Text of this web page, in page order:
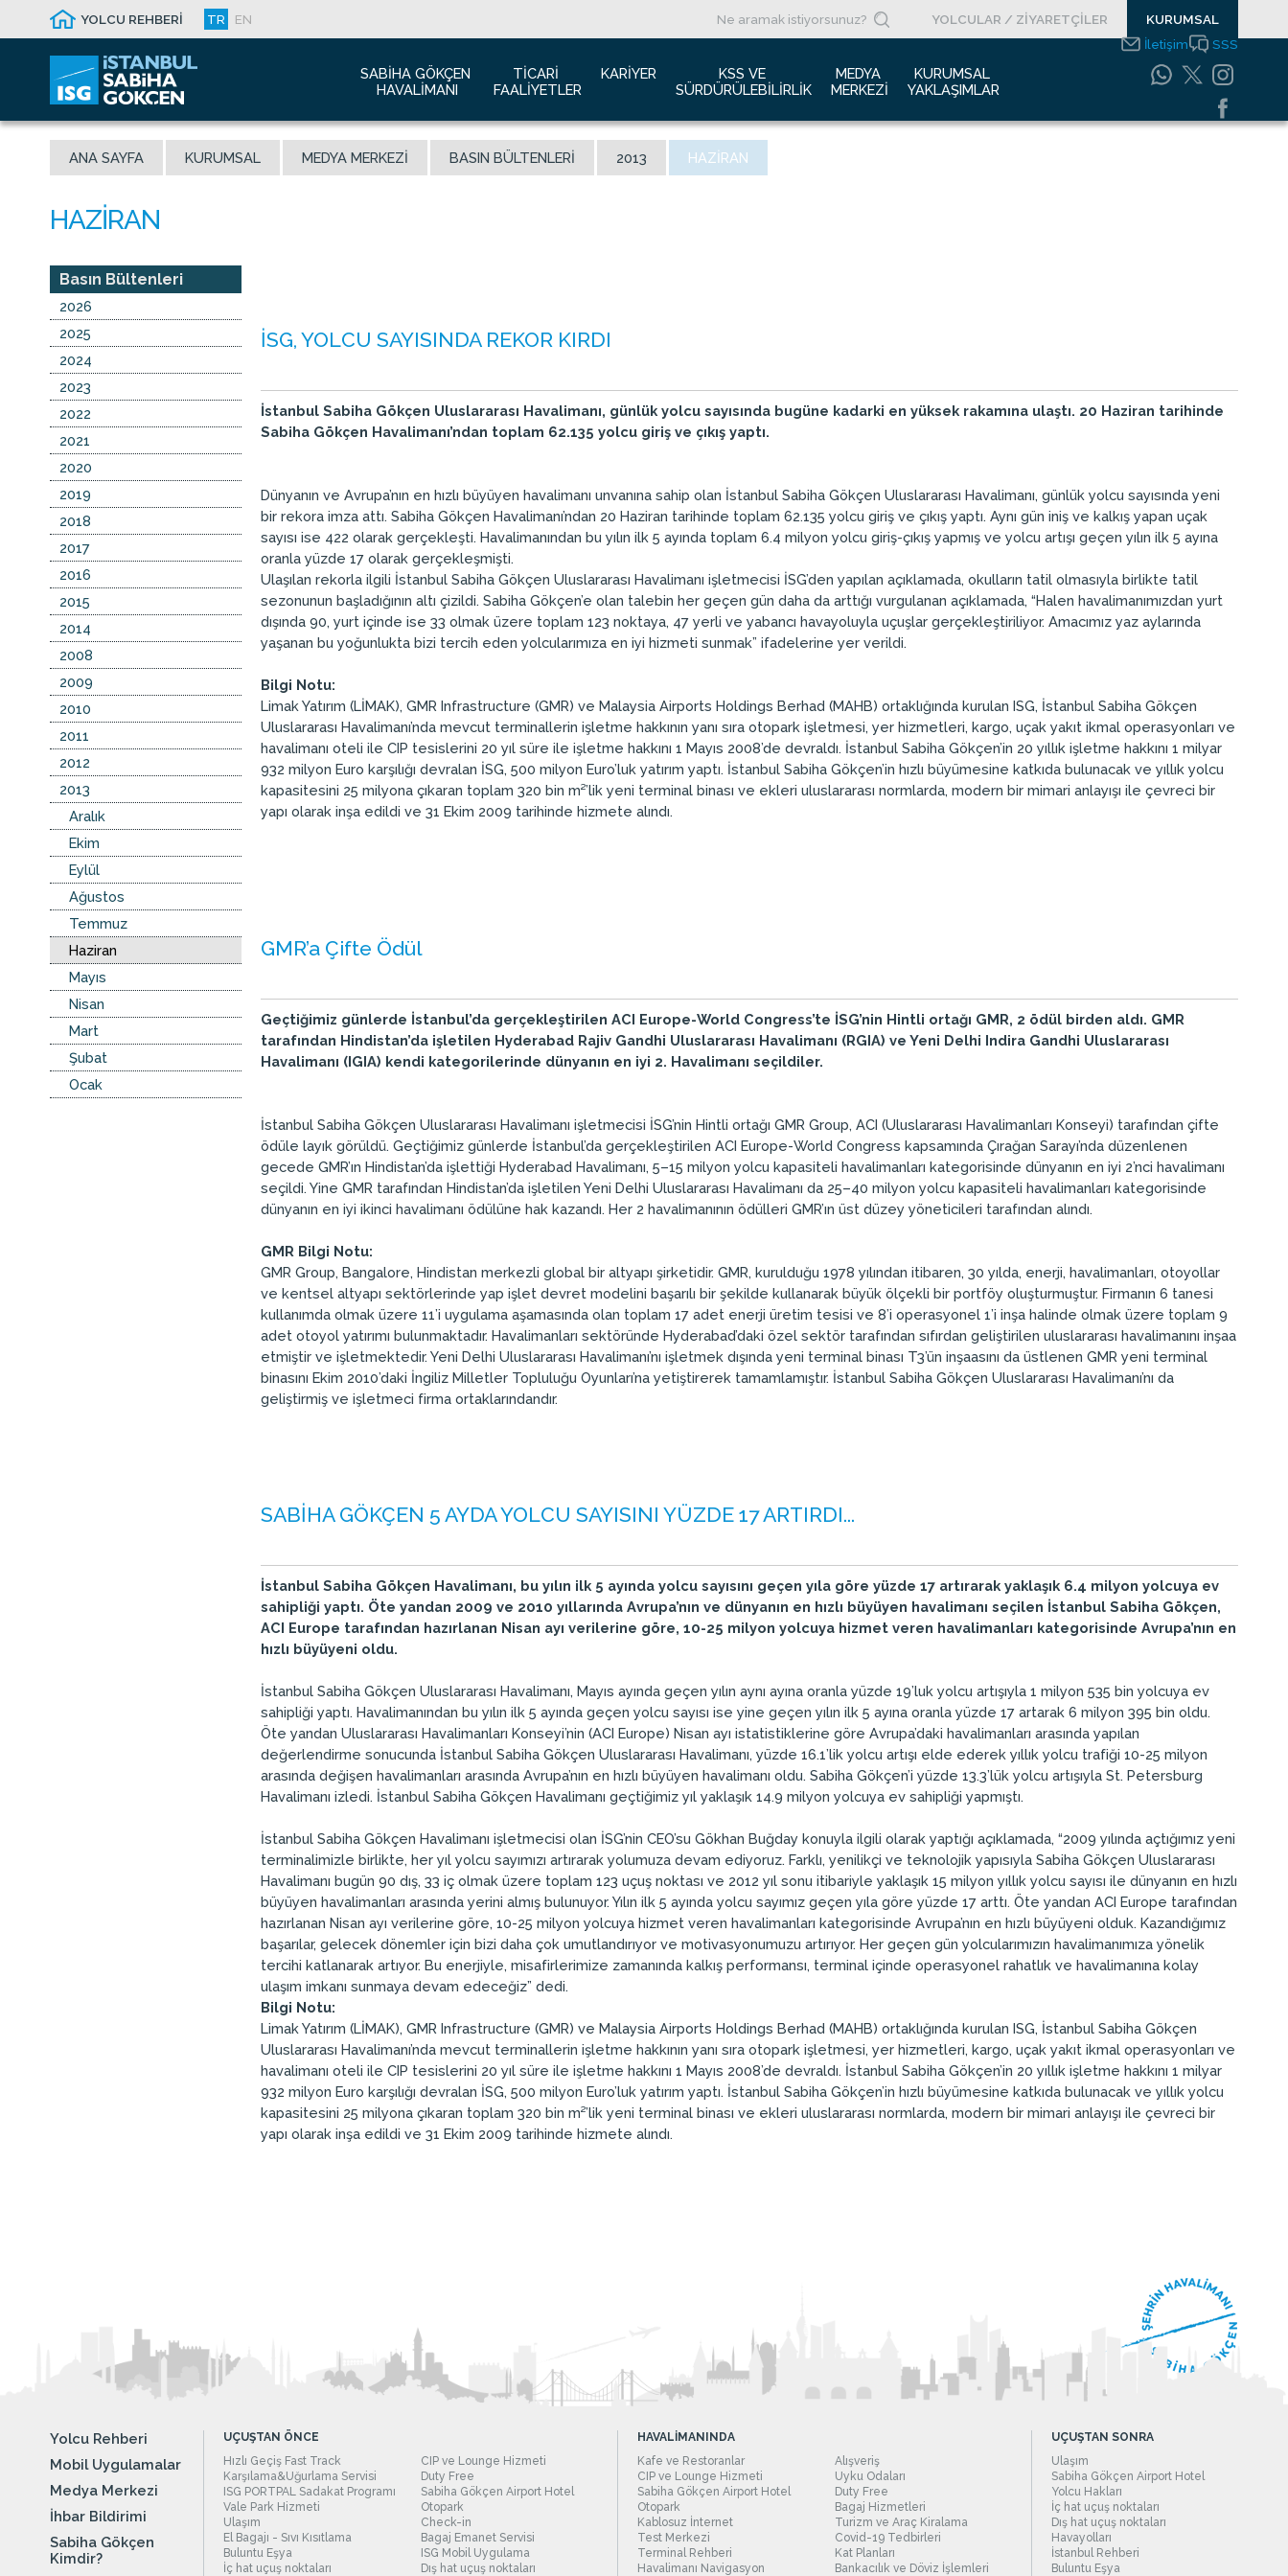
YOLCU REHBERİ TR EN YOLCULAR / ZİYARETÇİLER KURUMSAL
SABIHA GÖKÇEN
HAVALIMANI
Hakkımızda
Havalimanı Trafik Raporu
Malaysia Airports Holdings Berhad
TICARI
FAALIYETLER
Havacılık Pazarlama
Reklam Fırsatları
KARIYER
İnsan Kaynakları Politikası
KSS VE
SÜRDÜRÜLEBILIRLIK
Yeşil Havaalanı Projesi
Engelsiz Havaalanı
MEDYA
MERKEZI
KURUMSAL
YAKLAŞIMLAR
İletişim SSS
ANA SAYFA KURUMSAL MEDYA MERKEZI BASIN BÜLTENLERI 2013 HAZIRAN
İSG, YOLCU SAYISINDA REKOR KIRDI
İstanbul Sabiha Gökçen Uluslararası Havalimanı, günlük yolcu sayısında bugüne kadarki en yüksek rakamına ulaştı. 20 Haziran tarihinde
Sabiha Gökçen Havalimanı’ndan toplam 62.135 yolcu giriş ve çıkış yaptı.
Dünyanın ve Avrupa’nın en hızlı büyüyen havalimanı unvanına sahip olan İstanbul Sabiha Gökçen Uluslararası Havalimanı, günlük yolcu sayısında yeni
bir rekora imza attı. Sabiha Gökçen Havalimanı’ndan 20 Haziran tarihinde toplam 62.135 yolcu giriş ve çıkış yaptı. Aynı gün iniş ve kalkış yapan uçak
sayısı ise 422 olarak gerçekleşti. Havalimanından bu yılın ilk 5 ayında toplam 6.4 milyon yolcu giriş-çıkış yapmış ve yolcu artışı geçen yılın ilk 5 ayına
oranla yüzde 17 olarak gerçekleşmişti.
Ulaşılan rekorla ilgili İstanbul Sabiha Gökçen Uluslararası Havalimanı işletmecisi İSG’den yapılan açıklamada, okulların tatil olmasıyla birlikte tatil
sezonunun başladığının altı çizildi. Sabiha Gökçen’e olan talebin her geçen gün daha da arttığı vurgulanan açıklamada, “Halen havalimanımızdan yurt
dışında 90, yurt içinde ise 33 olmak üzere toplam 123 noktaya, 47 yerli ve yabancı havayoluyla uçuşlar gerçekleştiriliyor. Amacımız yaz aylarında
yaşanan bu yoğunlukta bizi tercih eden yolcularımıza en iyi hizmeti sunmak” ifadelerine yer verildi.
Bilgi Notu:
Limak Yatırım (LİMAK), GMR Infrastructure (GMR) ve Malaysia Airports Holdings Berhad (MAHB) ortaklığında kurulan ISG, İstanbul Sabiha Gökçen
Uluslararası Havalimanı’nda mevcut terminallerin işletme hakkının yanı sıra otopark işletmesi, yer hizmetleri, kargo, uçak yakıt ikmal operasyonları ve
havalimanı oteli ile CIP tesislerini 20 yıl süre ile işletme hakkını 1 Mayıs 2008’de devraldı. İstanbul Sabiha Gökçen’in 20 yıllık işletme hakkını 1 milyar
932 milyon Euro karşılığı devralan İSG, 500 milyon Euro’luk yatırım yaptı. İstanbul Sabiha Gökçen’in hızlı büyümesine katkıda bulunacak ve yıllık yolcu
kapasitesini 25 milyona çıkaran toplam 320 bin m²’lik yeni terminal binası ve ekleri uluslararası normlarda, modern bir mimari anlayışı ile çevreci bir
yapı olarak inşa edildi ve 31 Ekim 2009 tarihinde hizmete alındı.
GMR’a Çifte Ödül
Geçtiğimiz günlerde İstanbul’da gerçekleştirilen ACI Europe-World Congress’te İSG’nin Hintli ortağı GMR, 2 ödül birden aldı. GMR
tarafından Hindistan’da işletilen Hyderabad Rajiv Gandhi Uluslararası Havalimanı (RGIA) ve Yeni Delhi Indira Gandhi Uluslararası
Havalimanı (IGIA) kendi kategorilerinde dünyanın en iyi 2. Havalimanı seçildiler.
İstanbul Sabiha Gökçen Uluslararası Havalimanı işletmecisi İSG’nin Hintli ortağı GMR Group, ACI (Uluslararası Havalimanları Konseyi) tarafından çifte
ödüle layık görüldü. Geçtiğimiz günlerde İstanbul’da gerçekleştirilen ACI Europe-World Congress kapsamında Çırağan Sarayı’nda düzenlenen
gecede GMR’ın Hindistan’da işlettiği Hyderabad Havalimanı, 5–15 milyon yolcu kapasiteli havalimanları kategorisinde dünyanın en iyi 2’nci havalimanı
seçildi. Yine GMR tarafından Hindistan’da işletilen Yeni Delhi Uluslararası Havalimanı da 25–40 milyon yolcu kapasiteli havalimanları kategorisinde
dünyanın en iyi ikinci havalimanı ödülüne hak kazandı. Her 2 havalimanının ödülleri GMR’ın üst düzey yöneticileri tarafından alındı.
GMR Bilgi Notu:
GMR Group, Bangalore, Hindistan merkezli global bir altyapı şirketidir. GMR, kurulduğu 1978 yılından itibaren, 30 yılda, enerji, havalimanları, otoyollar
ve kentsel altyapı sektörlerinde yap işlet devret modelini başarılı bir şekilde kullanarak büyük ölçekli bir portföy oluşturmuştur. Firmanın 6 tanesi
kullanımda olmak üzere 11’i uygulama aşamasında olan toplam 17 adet enerji üretim tesisi ve 8’i operasyonel 1’i inşa halinde olmak üzere toplam 9
adet otoyol yatırımı bulunmaktadır. Havalimanları sektöründe Hyderabad’daki özel sektör tarafından sıfırdan geliştirilen uluslararası havalimanını inşaa
etmiştir ve işletmektedir. Yeni Delhi Uluslararası Havalimanı’nı işletmek dışında yeni terminal binası T3’ün inşaasını da üstlenen GMR yeni terminal
binasını Ekim 2010’daki İngiliz Milletler Topluluğu Oyunları’na yetiştirerek tamamlamıştır. İstanbul Sabiha Gökçen Uluslararası Havalimanı’nı da
geliştirmiş ve işletmeci firma ortaklarındandır.
SABİHA GÖKÇEN 5 AYDA YOLCU SAYISINI YÜZDE 17 ARTIRDI...
İstanbul Sabiha Gökçen Havalimanı, bu yılın ilk 5 ayında yolcu sayısını geçen yıla göre yüzde 17 artırarak yaklaşık 6.4 milyon yolcuya ev
sahipliği yaptı. Öte yandan 2009 ve 2010 yıllarında Avrupa’nın ve dünyanın en hızlı büyüyen havalimanı seçilen İstanbul Sabiha Gökçen,
ACI Europe tarafından hazırlanan Nisan ayı verilerine göre, 10-25 milyon yolcuya hizmet veren havalimanları kategorisinde Avrupa’nın en
hızlı büyüyeni oldu.
İstanbul Sabiha Gökçen Uluslararası Havalimanı, Mayıs ayında geçen yılın aynı ayına oranla yüzde 19’luk yolcu artışıyla 1 milyon 535 bin yolcuya ev
sahipliği yaptı. Havalimanından bu yılın ilk 5 ayında geçen yolcu sayısı ise yine geçen yılın ilk 5 ayına oranla yüzde 17 artarak 6 milyon 395 bin oldu.
Öte yandan Uluslararası Havalimanları Konseyi’nin (ACI Europe) Nisan ayı istatistiklerine göre Avrupa’daki havalimanları arasında yapılan
değerlendirme sonucunda İstanbul Sabiha Gökçen Uluslararası Havalimanı, yüzde 16.1’lik yolcu artışı elde ederek yıllık yolcu trafiği 10-25 milyon
arasında değişen havalimanları arasında Avrupa’nın en hızlı büyüyen havalimanı oldu. Sabiha Gökçen’i yüzde 13.3’lük yolcu artışıyla St. Petersburg
Havalimanı izledi. İstanbul Sabiha Gökçen Havalimanı geçtiğimiz yıl yaklaşık 14.9 milyon yolcuya ev sahipliği yapmıştı.
İstanbul Sabiha Gökçen Havalimanı işletmecisi olan İSG’nin CEO’su Gökhan Buğday konuyla ilgili olarak yaptığı açıklamada, “2009 yılında açtığımız yeni
terminalimizle birlikte, her yıl yolcu sayımızı artırarak yolumuza devam ediyoruz. Farklı, yenilikçi ve teknolojik yapısıyla Sabiha Gökçen Uluslararası
Havalimanı bugün 90 dış, 33 iç olmak üzere toplam 123 uçuş noktası ve 2012 yıl sonu itibariyle yaklaşık 15 milyon yıllık yolcu sayısı ile dünyanın en hızlı
büyüyen havalimanları arasında yerini almış bulunuyor. Yılın ilk 5 ayında yolcu sayımız geçen yıla göre yüzde 17 arttı. Öte yandan ACI Europe tarafından
hazırlanan Nisan ayı verilerine göre, 10-25 milyon yolcuya hizmet veren havalimanları kategorisinde Avrupa’nın en hızlı büyüyeni olduk. Kazandığımız
başarılar, gelecek dönemler için bizi daha çok umutlandırıyor ve motivasyonumuzu artırıyor. Her geçen gün yolcularımızın havalimanımıza yönelik
tercihi katlanarak artıyor. Bu enerjiyle, misafirlerimize zamanında kalkış performansı, terminal içinde operasyonel rahatlık ve havalimanına kolay
ulaşım imkanı sunmaya devam edeceğiz” dedi.
Bilgi Notu:
Limak Yatırım (LİMAK), GMR Infrastructure (GMR) ve Malaysia Airports Holdings Berhad (MAHB) ortaklığında kurulan ISG, İstanbul Sabiha Gökçen
Uluslararası Havalimanı’nda mevcut terminallerin işletme hakkının yanı sıra otopark işletmesi, yer hizmetleri, kargo, uçak yakıt ikmal operasyonları ve
havalimanı oteli ile CIP tesislerini 20 yıl süre ile işletme hakkını 1 Mayıs 2008’de devraldı. İstanbul Sabiha Gökçen’in 20 yıllık işletme hakkını 1 milyar
932 milyon Euro karşılığı devralan İSG, 500 milyon Euro’luk yatırım yaptı. İstanbul Sabiha Gökçen’in hızlı büyümesine katkıda bulunacak ve yıllık yolcu
kapasitesini 25 milyona çıkaran toplam 320 bin m²’lik yeni terminal binası ve ekleri uluslararası normlarda, modern bir mimari anlayışı ile çevreci bir
yapı olarak inşa edildi ve 31 Ekim 2009 tarihinde hizmete alındı.
Basın Bültenleri
2026
2025
2024
2023
2022
2021
2020
2019
2018
2017
2016
2015
2014
2008
2009
2010
2011
2012
2013
Aralık
Ekim
Eylül
Ağustos
Temmuz
Haziran
Mayıs
Nisan
Mart
Şubat
Ocak
Yolcu Rehberi
Mobil Uygulamalar
Medya Merkezi
İhbar Bildirimi
Sabiha Gökçen
Kimdir?
UÇUŞTAN ÖNCE
Hızlı Geçiş Fast Track
CIP ve Lounge Hizmeti
Karşılama&Uğurlama Servisi
Duty Free
ISG PORTPAL Sadakat Programı
Sabiha Gökçen Airport Hotel
Vale Park Hizmeti
Otopark
Ulaşım
Check-in
El Bagajı - Sıvı Kısıtlama
Bagaj Emanet Servisi
Buluntu Eşya
ISG Mobil Uygulama
İç hat uçuş noktaları
Dış hat uçuş noktaları
HAVALİMANINDA
Kafe ve Restoranlar
Alışveriş
CIP ve Lounge Hizmeti
Uyku Odaları
Sabiha Gökçen Airport Hotel
Duty Free
Otopark
Bagaj Hizmetleri
Kablosuz İnternet
Turizm ve Araç Kiralama
Test Merkezi
Covid-19 Tedbirleri
Terminal Rehberi
Kat Planları
Havalimanı Navigasyon
Bankacılık ve Döviz İşlemleri
UÇUŞTAN SONRA
Ulaşım
Sabiha Gökçen Airport Hotel
Yolcu Hakları
İç hat uçuş noktaları
Dış hat uçuş noktaları
Havayolları
İstanbul Rehberi
Buluntu Eşya